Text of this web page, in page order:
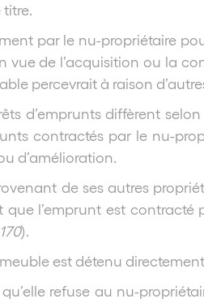
par le nu-propriétaire
de l’acquisition ou la
percevrait à raison
d’emprunts diffèrent
contractés par le nu-
d’amélioration.
de ses autres
l’emprunt est
).
est détenu
refuse au nu-